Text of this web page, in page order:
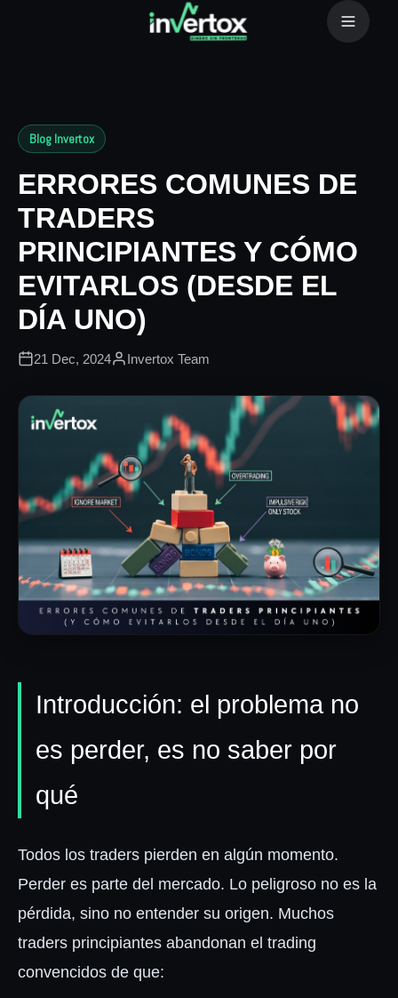
Comparar
TRADING
Social Trading
Programa de IB's
EDUCACIÓN
Invertox Academy
NOSOTROS
Conócenos
Reseñas
Términos y Condiciones
Blog Invertox
ERRORES COMUNES DE
TRADERS
PRINCIPIANTES Y CÓMO
EVITARLOS (DESDE EL
DÍA UNO)
21 Dec, 2024 Invertox Team
Introducción: el problema no
es perder, es no saber por
qué
Todos los traders pierden en algún momento.
Perder es parte del mercado. Lo peligroso no es la
pérdida, sino no entender su origen. Muchos
traders principiantes abandonan el trading
convencidos de que: